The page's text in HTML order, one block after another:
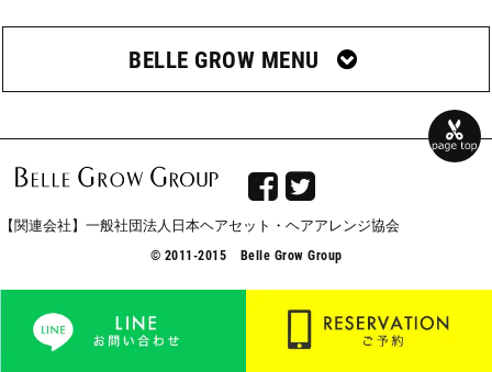
BELLE GROW MENU
 
【関連会社】一般社団法人日本ヘアセット・ヘアアレンジ協会
© 2011-2015 Belle Grow Group